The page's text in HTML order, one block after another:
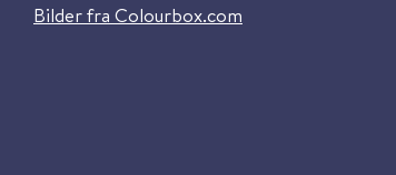
Bilder fra Colourbox.com